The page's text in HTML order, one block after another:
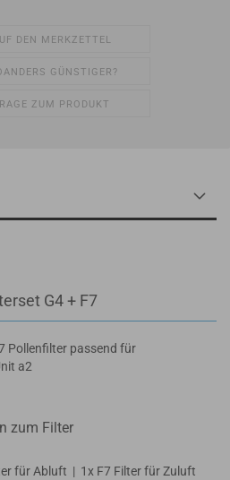
DEN MERKZETTEL
GÜNSTIGER?
ZUM PRODUKT
G4 + F7
Pollenfilter passend für
a2
zum Filter
für Abluft | 1x F7 Filter für Zuluft